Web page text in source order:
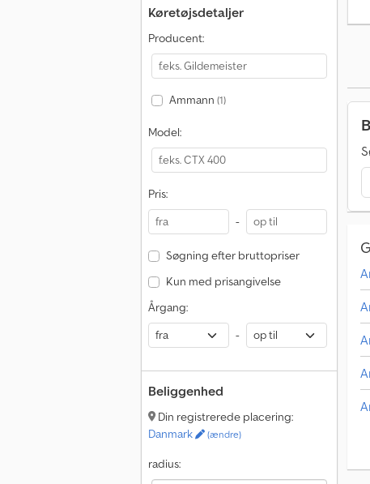
Køretøjsdetaljer
Producent:
Ammann (1)
Model:
Pris:
-
Søgning efter bruttopriser
Kun med prisangivelse
Årgang:
-
Beliggenhed
Din registrerede placering:
Danmark
(ændre)
radius: